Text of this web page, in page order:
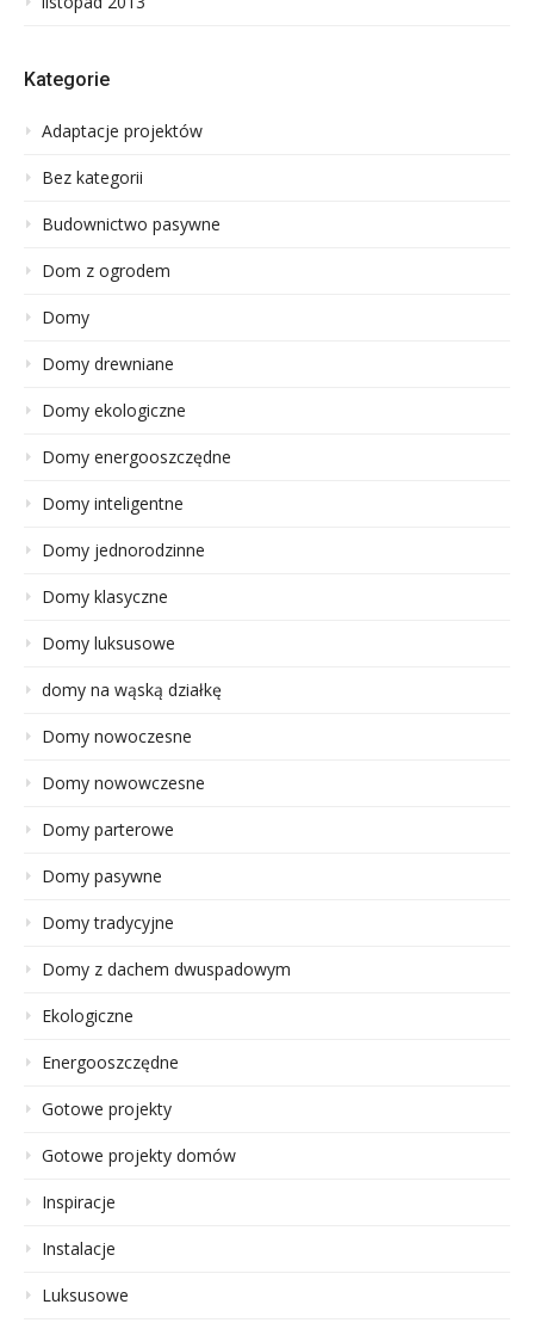
Kategorie
Adaptacje projektów
Bez kategorii
Budownictwo pasywne
Dom z ogrodem
Domy
Domy drewniane
Domy ekologiczne
Domy energooszczędne
Domy inteligentne
Domy jednorodzinne
Domy klasyczne
Domy luksusowe
domy na wąską działkę
Domy nowoczesne
Domy nowowczesne
Domy parterowe
Domy pasywne
Domy tradycyjne
Domy z dachem dwuspadowym
Ekologiczne
Energooszczędne
Gotowe projekty
Gotowe projekty domów
Inspiracje
Instalacje
Luksusowe